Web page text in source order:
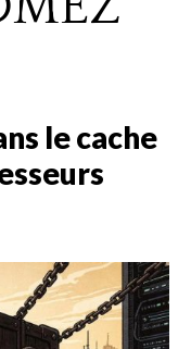
le cache